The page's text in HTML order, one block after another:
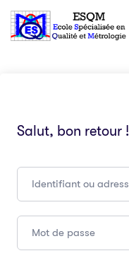
Salut, bon retour !